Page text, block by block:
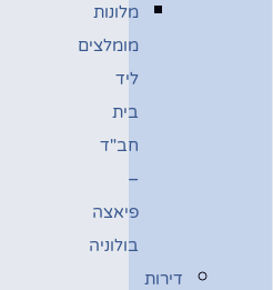
מלונות
מומלצים
ליד
בית
חב"ד
–
פיאצה
בולוניה
דירות